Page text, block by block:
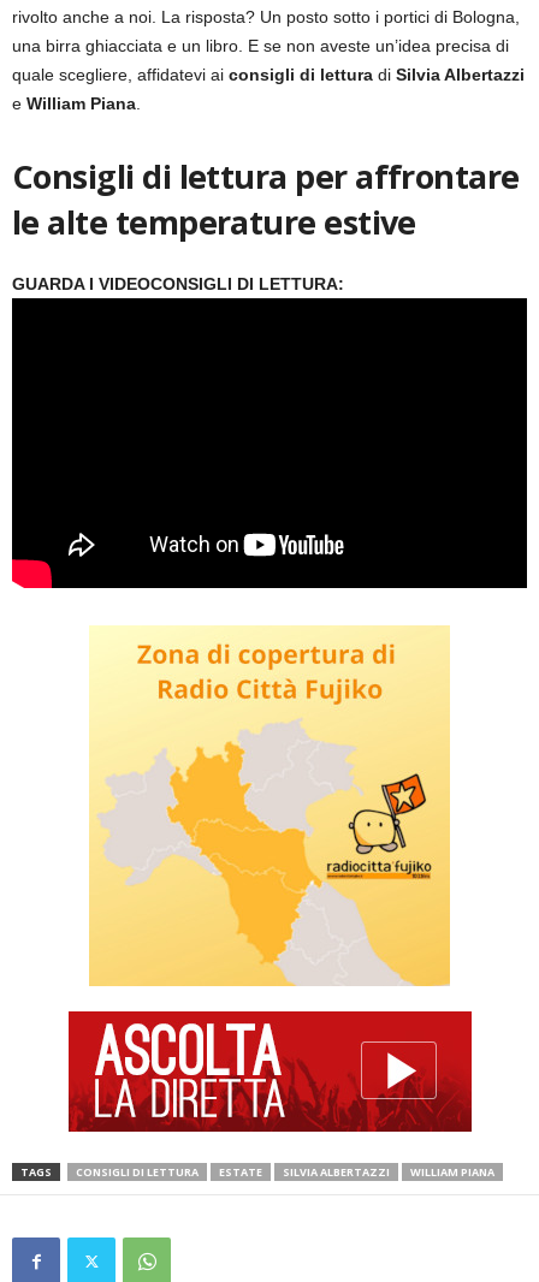
rivolto anche a noi. La risposta? Un posto sotto i portici di Bologna,
una birra ghiacciata e un libro. E se non aveste un’idea precisa di
quale scegliere, affidatevi ai consigli di lettura di Silvia Albertazzi
e William Piana.
Consigli di lettura per affrontare
le alte temperature estive
GUARDA I VIDEOCONSIGLI DI LETTURA:
TAGS CONSIGLI DI LETTURA ESTATE SILVIA ALBERTAZZI WILLIAM PIANA